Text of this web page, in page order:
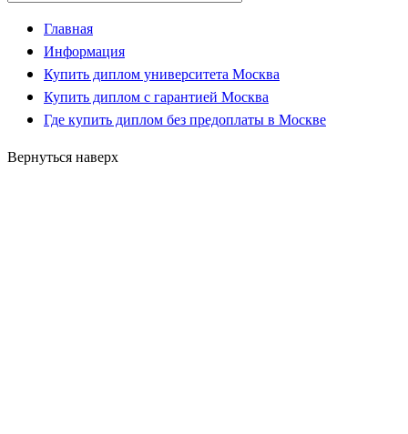
Главная
Информация
Купить диплом университета Москва
Купить диплом с гарантией Москва
Где купить диплом без предоплаты в Москве
Вернуться наверх